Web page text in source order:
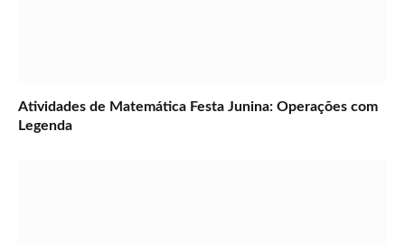
Atividades de Matemática Festa Junina: Operações com
Legenda